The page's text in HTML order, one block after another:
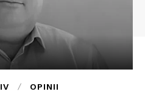
OPINII